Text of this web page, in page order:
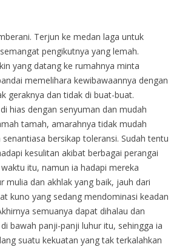
Terjun ke medan laga untuk
pengikutnya yang lemah.
yang datang ke rumahnya minta
memelihara kewibawaannya dengan
geraknya dan tidak di buat-buat.
hias dengan senyuman dan mudah
tamah, amarahnya tidak mudah
bersikap toleransi. Sudah tentu
kesulitan akibat berbagai perangai
itu, namun ia hadapi mereka
mulia dan akhlak yang baik, jauh dari
kuno yang sedang mendominasi keadan
semuanya dapat dihalau dan
bawah panji-panji luhur itu, sehingga ia
suatu kekuatan yang tak terkalahkan